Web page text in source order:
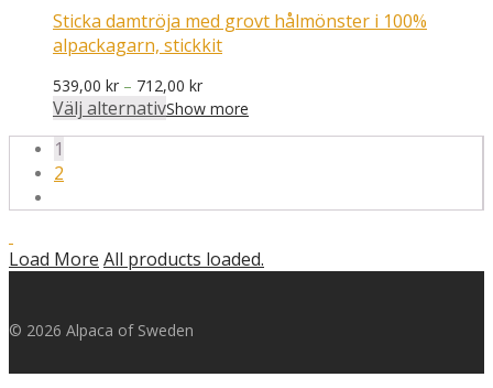
Sticka damtröja med grovt hålmönster i 100%
alpackagarn, stickkit
539,00 kr – 712,00 krPrisintervall:
539,00 kr
Välj alternativShow more
1
2
Load More All products loaded.
© 2026 Alpaca of Sweden